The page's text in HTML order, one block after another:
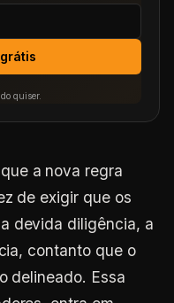
quiser.
a nova regra
de exigir que os
devida diligência, a
contanto que o
delineado. Essa